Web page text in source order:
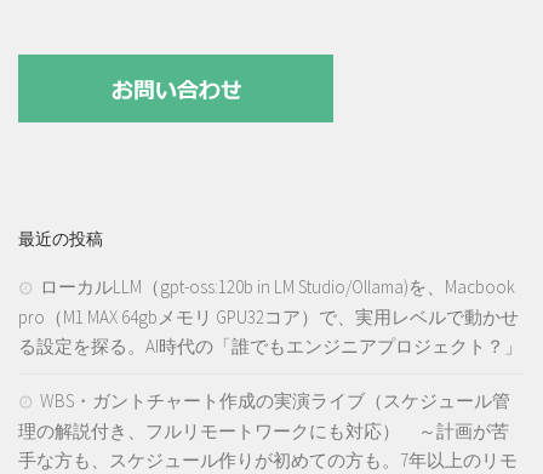
最近の投稿
ローカルLLM（gpt-oss:120b in LM Studio/Ollama)を、Macbook
pro（M1 MAX 64gbメモリ GPU32コア）で、実用レベルで動かせ
る設定を探る。AI時代の「誰でもエンジニアプロジェクト？」
WBS・ガントチャート作成の実演ライブ（スケジュール管
理の解説付き、フルリモートワークにも対応） ～計画が苦
手な方も、スケジュール作りが初めての方も。7年以上のリモ